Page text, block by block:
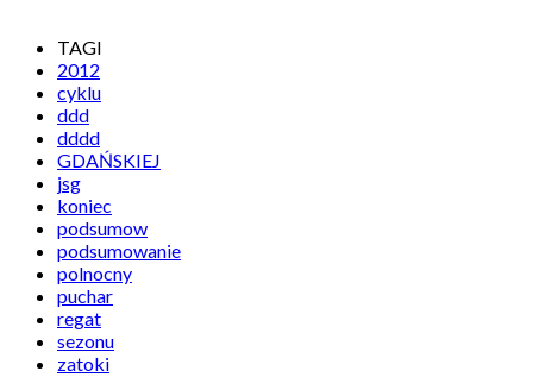
TAGI
2012
cyklu
ddd
dddd
GDAŃSKIEJ
jsg
koniec
podsumow
podsumowanie
polnocny
puchar
regat
sezonu
zatoki